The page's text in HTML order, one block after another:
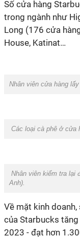
Số cửa hàng
trong ngành như
Long (176 cửa
House, Katinat…
Nhân viên cửa hàng
Các loại cà phê ở cửa
Nhân viên kiểm tra lại
Anh).
Về mặt kinh
của Starbucks tăng
2023 - đạt hơn